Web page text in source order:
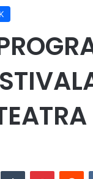
Tumblr Pinterest